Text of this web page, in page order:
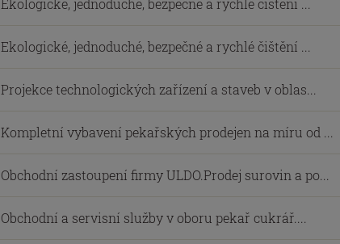
Ekologické, jednoduché, bezpečné a rychlé čištění ...
Ekologické, jednoduché, bezpečné a rychlé čištění ...
Projekce technologických zařízení a staveb v oblas...
Kompletní vybavení pekařských prodejen na míru od ...
Obchodní zastoupení firmy ULDO.Prodej surovin a po...
Obchodní a servisní služby v oboru pekař cukrář....